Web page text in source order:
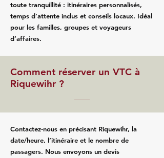
toute tranquillité : itinéraires personnalisés,
temps d’attente inclus et conseils locaux. Idéal
pour les familles, groupes et voyageurs
d’affaires.
Comment réserver un VTC à
Riquewihr ?
Contactez‑nous en précisant Riquewihr, la
date/heure, l’itinéraire et le nombre de
passagers. Nous envoyons un devis